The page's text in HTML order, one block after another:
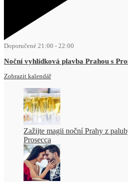
Doporučené 21:00 - 22:00
Noční vyhlídková plavba Prahou s
Zobrazit kalendář
Zažijte magii noční Prahy z
Prosecca